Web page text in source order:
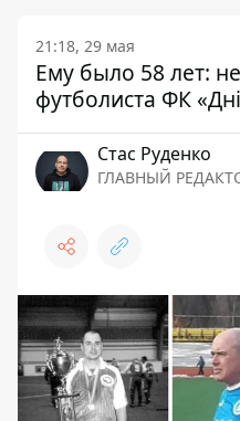
21:18, 29 мая
Ему было 58 лет:
футболиста ФК
Стаc Руденко
ГЛАВНЫЙ